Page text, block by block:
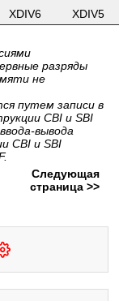
XDIV6
XDIV5
разряды
не
путем записи в
CBI и SBI
вывода
CBI и SBI
Следующая
страница >>